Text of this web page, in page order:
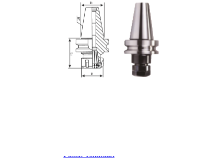
Sapphire Cutting Tools
Dış Kanal Katerleri
İç Kanal Katerleri
Dış Çap Tornalama Katerleri
Finish Takımları